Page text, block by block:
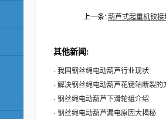
上一条: 葫芦式起重机铰
其他新闻:
· 我国钢丝绳电动葫芦行业现状
· 解决钢丝绳电动葫芦花键轴断裂的
· 钢丝绳电动葫芦下滑轮组介绍
· 钢丝绳电动葫芦漏电原因大揭秘